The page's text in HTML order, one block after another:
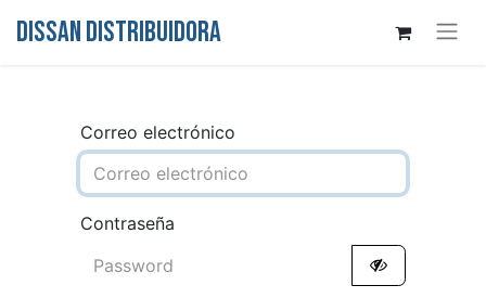
DISSAN DISTRIBUIDORA
Correo electrónico
Contraseña